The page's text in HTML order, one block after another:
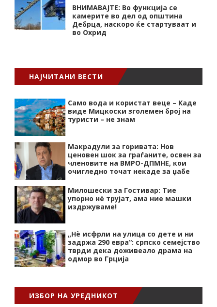
ВНИМАВАЈТЕ: Во функција се
камерите во дел од општина
Дебрца, наскоро ќе стартуваат и
во Охрид
НАЈЧИТАНИ ВЕСТИ
Само вода и користат веце – Каде
виде Мицкоски зголемен број на
туристи – не знам
Макрадули за горивата: Нов
ценовен шок за граѓаните, освен за
членовите на ВМРО-ДПМНЕ, кои
очигледно точат некаде за џабе
Милошески за Гостивар: Тие
упорно нѐ трујат, ама ние машки
издржуваме!
„Нѐ исфрли на улица со дете и ни
задржа 290 евра“: српско семејство
тврди дека доживеало драма на
одмор во Грција
ИЗБОР НА УРЕДНИКОТ